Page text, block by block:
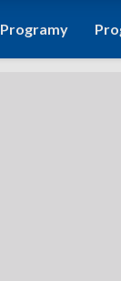
Programy